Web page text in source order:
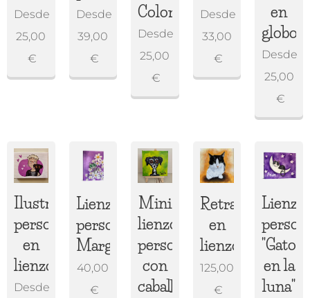
Desde
25,00
€
Desde
39,00
€
Colores
Desde
25,00
€
Desde
33,00
€
en
globo
Desde
25,00
€
Ilustración
personalizada
en
lienzo
Desde
Lienzo
personalizado
Margaritas
40,00
€
Mini
lienzo
personalizado
con
caballete
Retrato
en
lienzo
125,00
€
Lienzo
"Gato
en la
luna"